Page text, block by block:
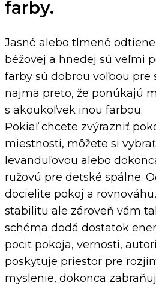
farby.
Jasné alebo tlmené
béžovej a hnedej sú veľmi
farby sú dobrou voľbou pre
najmä preto, že ponúkajú
s akoukoľvek inou farbou.
Pokiaľ chcete zvýrazniť
miestnosti, môžete si
levanduľovou alebo
ružovú pre detské spálne.
docielite pokoj a
stabilitu ale zároveň vám
schéma dodá dostatok
pocit pokoja, vernosti,
poskytuje priestor pre
myslenie, dokonca